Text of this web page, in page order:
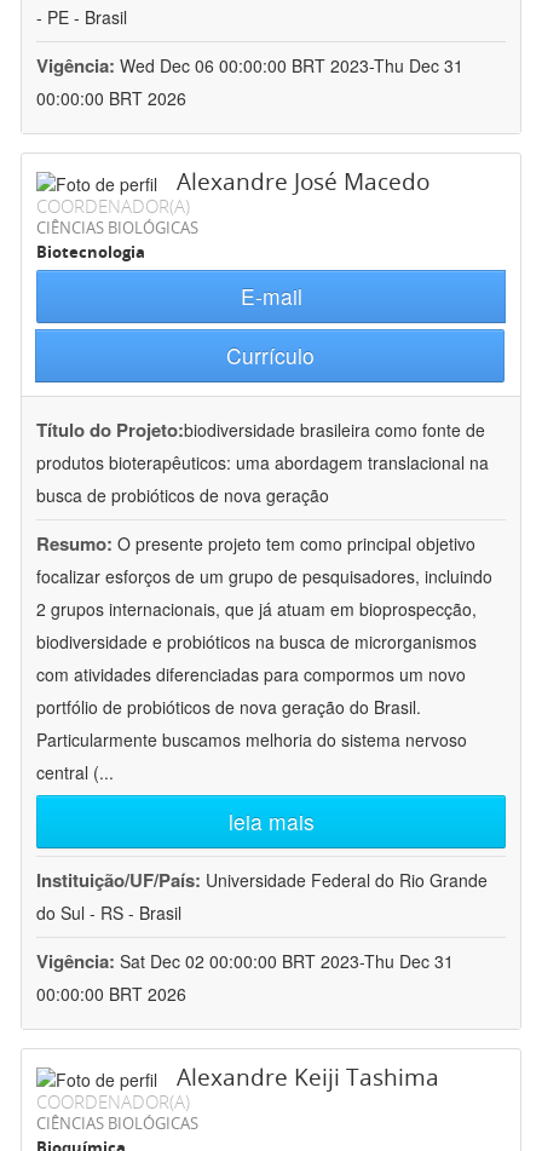
- PE - Brasil
Vigência: Wed Dec 06 00:00:00 BRT 2023-Thu Dec 31
00:00:00 BRT 2026
Alexandre José Macedo
COORDENADOR(A)
CIÊNCIAS BIOLÓGICAS
Biotecnologia
E-mail
Currículo
Título do Projeto:biodiversidade brasileira como fonte de
produtos bioterapêuticos: uma abordagem translacional na
busca de probióticos de nova geração
Resumo: O presente projeto tem como principal objetivo
focalizar esforços de um grupo de pesquisadores, incluindo
2 grupos internacionais, que já atuam em bioprospecção,
biodiversidade e probióticos na busca de microrganismos
com atividades diferenciadas para compormos um novo
portfólio de probióticos de nova geração do Brasil.
Particularmente buscamos melhoria do sistema nervoso
central (...
leia mais
Instituição/UF/País: Universidade Federal do Rio Grande
do Sul - RS - Brasil
Vigência: Sat Dec 02 00:00:00 BRT 2023-Thu Dec 31
00:00:00 BRT 2026
Alexandre Keiji Tashima
COORDENADOR(A)
CIÊNCIAS BIOLÓGICAS